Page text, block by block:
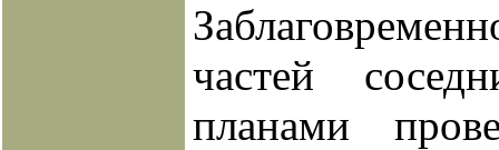
частей
планами